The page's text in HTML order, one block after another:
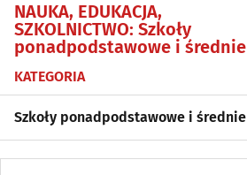
NAUKA, EDUKACJA,
SZKOLNICTWO: Szkoły
ponadpodstawowe i średnie
KATEGORIA
Szkoły ponadpodstawowe i średnie
Biblioteki(42)